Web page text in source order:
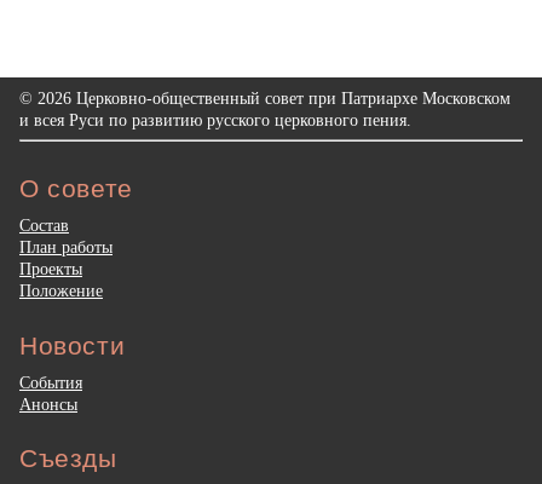
© 2026 Церковно-общественный совет при Патриархе Московском
и всея Руси по развитию русского церковного пения.
О совете
Состав
План работы
Проекты
Положение
Новости
События
Анонсы
Съезды